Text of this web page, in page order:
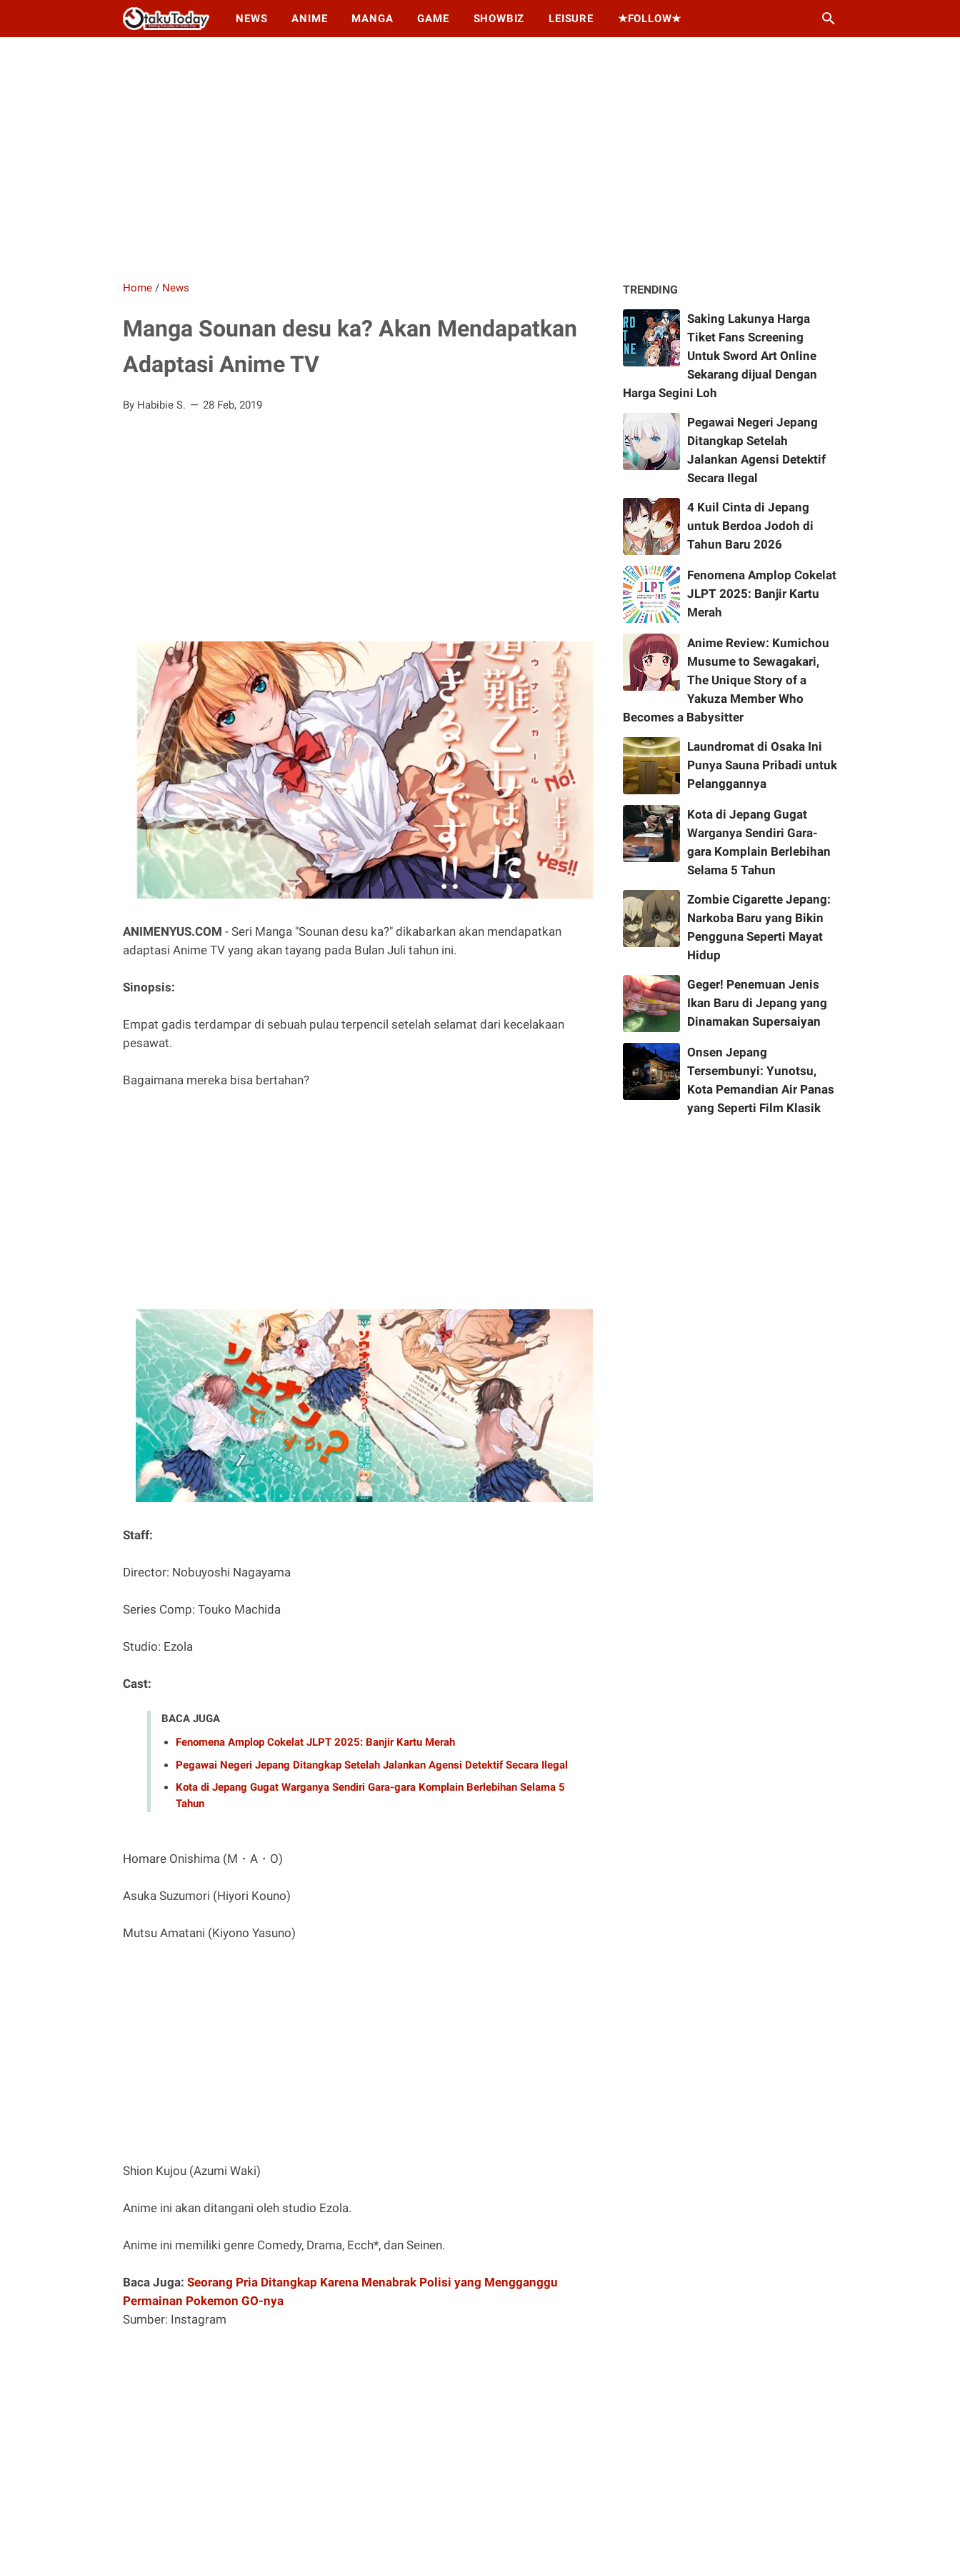
NEWS ANIME MANGA GAME SHOWBIZ LEISURE ★FOLLOW★
Home / News
Manga Sounan desu ka? Akan Mendapatkan
Adaptasi Anime TV
By Habibie S. 28 Feb, 2019
ANIMENYUS.COM - Seri Manga "Sounan desu ka?" dikabarkan akan mendapatkan
adaptasi Anime TV yang akan tayang pada Bulan Juli tahun ini.
Sinopsis:
Empat gadis terdampar di sebuah pulau terpencil setelah selamat dari kecelakaan
pesawat.
Bagaimana mereka bisa bertahan?
Staff:
Director: Nobuyoshi Nagayama
Series Comp: Touko Machida
Studio: Ezola
Cast:
BACA JUGA
Fenomena Amplop Cokelat JLPT 2025: Banjir Kartu Merah
Pegawai Negeri Jepang Ditangkap Setelah Jalankan Agensi Detektif Secara Ilegal
Kota di Jepang Gugat Warganya Sendiri Gara-gara Komplain Berlebihan Selama 5
Tahun
Homare Onishima (M・A・O)
Asuka Suzumori (Hiyori Kouno)
Mutsu Amatani (Kiyono Yasuno)
Shion Kujou (Azumi Waki)
Anime ini akan ditangani oleh studio Ezola.
Anime ini memiliki genre Comedy, Drama, Ecch*, dan Seinen.
Baca Juga: Seorang Pria Ditangkap Karena Menabrak Polisi yang Mengganggu
Permainan Pokemon GO-nya
Sumber: Instagram
TRENDING
Saking Lakunya Harga
Tiket Fans Screening
Untuk Sword Art Online
Sekarang dijual Dengan
Harga Segini Loh
Pegawai Negeri Jepang
Ditangkap Setelah
Jalankan Agensi Detektif
Secara Ilegal
4 Kuil Cinta di Jepang
untuk Berdoa Jodoh di
Tahun Baru 2026
Fenomena Amplop Cokelat
JLPT 2025: Banjir Kartu
Merah
Anime Review: Kumichou
Musume to Sewagakari,
The Unique Story of a
Yakuza Member Who
Becomes a Babysitter
Laundromat di Osaka Ini
Punya Sauna Pribadi untuk
Pelanggannya
Kota di Jepang Gugat
Warganya Sendiri Gara-
gara Komplain Berlebihan
Selama 5 Tahun
Zombie Cigarette Jepang:
Narkoba Baru yang Bikin
Pengguna Seperti Mayat
Hidup
Geger! Penemuan Jenis
Ikan Baru di Jepang yang
Dinamakan Supersaiyan
Onsen Jepang
Tersembunyi: Yunotsu,
Kota Pemandian Air Panas
yang Seperti Film Klasik